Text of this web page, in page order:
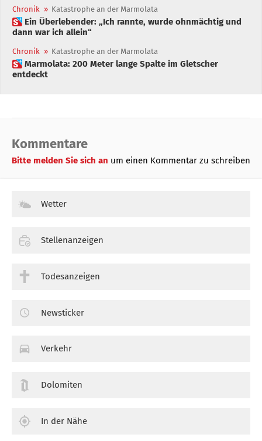
Chronik » Katastrophe an der Marmolata
 Ein Überlebender: „Ich rannte, wurde ohnmächtig und
dann war ich allein“
Chronik » Katastrophe an der Marmolata
 Marmolata: 200 Meter lange Spalte im Gletscher
entdeckt
Kommentare
Bitte melden Sie sich an um einen Kommentar zu schreiben
Wetter
Stellenanzeigen
Todesanzeigen
Newsticker
Verkehr
Dolomiten
In der Nähe